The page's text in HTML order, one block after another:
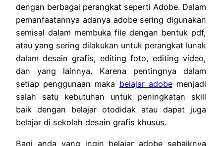
dengan berbagai perangkat seperti Adobe. Dalam
pemanfaatannya adanya adobe sering digunakan
semisal dalam membuka file dengan bentuk pdf,
atau yang sering dilakukan untuk perangkat lunak
dalam desain grafis, editing foto, editing video,
dan yang lainnya. Karena pentingnya dalam
setiap penggunaan maka belajar adobemenjadi
salah satu kebutuhan untuk peningkatan skill
baik dengan belajar otodidak atau dapat juga
belajar di sekolah desain grafis khusus.
Bagi anda yang ingin belajar adobe sebaiknya